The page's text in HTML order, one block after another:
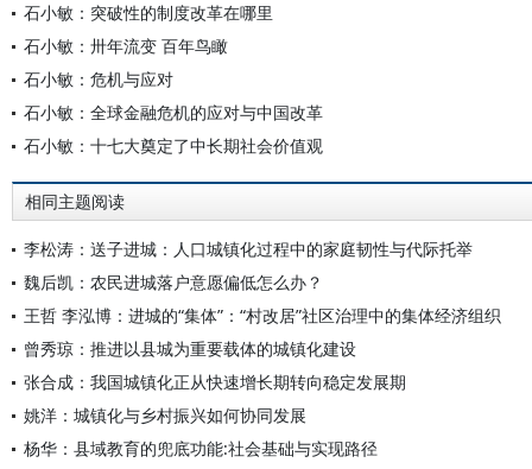
石小敏：突破性的制度改革在哪里
石小敏：卅年流变 百年鸟瞰
石小敏：危机与应对
石小敏：全球金融危机的应对与中国改革
石小敏：十七大奠定了中长期社会价值观
相同主题阅读
李松涛：送子进城：人口城镇化过程中的家庭韧性与代际托举
魏后凯：农民进城落户意愿偏低怎么办？
王哲 李泓博：进城的“集体”：“村改居”社区治理中的集体经济组织
曾秀琼：推进以县城为重要载体的城镇化建设
张合成：我国城镇化正从快速增长期转向稳定发展期
姚洋：城镇化与乡村振兴如何协同发展
杨华：县域教育的兜底功能:社会基础与实现路径